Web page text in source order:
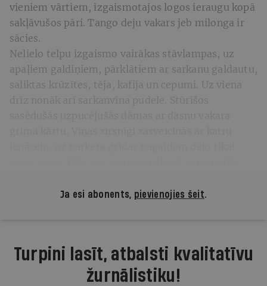
vieniem vārtiem, izgaismotajos logos ieraugu kopā
sakļāvušos pāri. Tango deju vakars jeb milonga ir
sācies.
Nelielo telpu izgaismo vairākas stāvlampas, uz
apaļiem galdiņiem, pārklātiem ar sarkanu galdautu,
saliktas krūzītes, tēja, kafija un cepumi. Uz viena
drīz nonāk arī sarkanvīna pudele. Stūrīšos
Ja esi abonents, pievienojies šeit.
Turpini lasīt, atbalsti kvalitatīvu
žurnālistiku!